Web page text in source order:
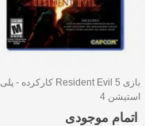
بازی Resident Evil 5 کارکرده - پلی
استیشن 4
اتمام موجودی